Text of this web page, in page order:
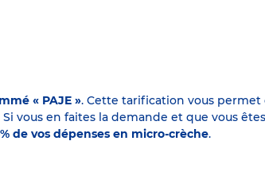
« PAJE ». Cette tarification vous permet
vous en faites la demande et que vous
de vos dépenses en micro-crèche.